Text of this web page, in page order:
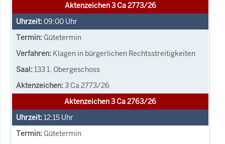
Aktenzeichen 3 Ca 2773/26
09:00 Uhr
Gütetermin
Klagen in bürgerlichen Rechtsstreitigkeiten
133 1. Obergeschoss
3 Ca 2773/26
Aktenzeichen 3 Ca 2763/26
12:15 Uhr
Gütetermin